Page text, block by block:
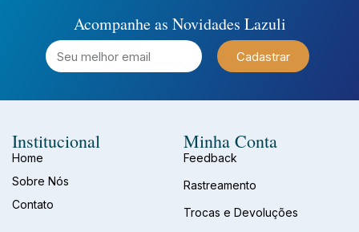
Acompanhe as Novidades Lazuli
Cadastrar
Institucional
Home
Sobre Nós
Contato
Minha Conta
Feedback
Rastreamento
Trocas e Devoluções